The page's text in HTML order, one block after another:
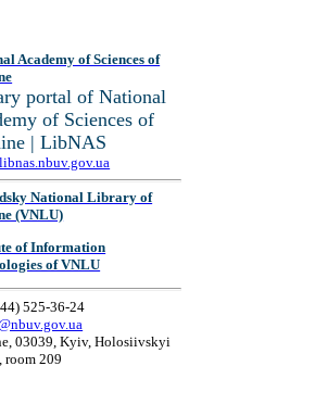
Academy of Sciences of
portal of National
of Sciences of
| LibNAS
National Library of
(VNLU)
of Information
of VNLU
525-36-24
03039, Kyiv, Holosiivskyi
room 209